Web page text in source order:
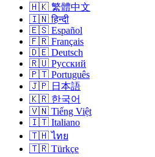
🇭🇰 繁體中文
🇮🇳 हिन्दी
🇪🇸 Español
🇫🇷 Français
🇩🇪 Deutsch
🇷🇺 Русский
🇵🇹 Português
🇯🇵 日本語
🇰🇷 한국어
🇻🇳 Tiếng Việt
🇮🇹 Italiano
🇹🇭 ไทย
🇹🇷 Türkçe